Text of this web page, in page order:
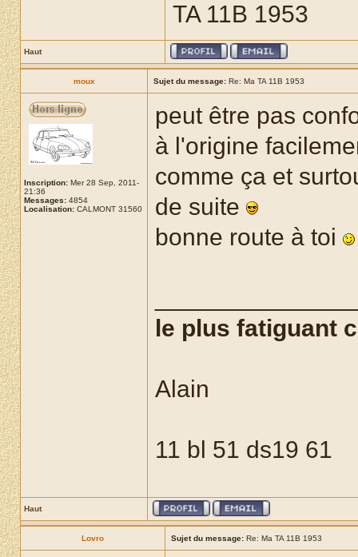
TA 11B 1953
Haut
moux Sujet du message: Re: Ma TA 11B 1953
Inscription: Mer 28 Sep, 2011-
21:36
Messages: 4854
Localisation: CALMONT 31560
peut être pas
à l'origine
comme ça et
de suite
bonne route à toi
le plus fatiguant
Alain
11 bl 51 ds19 61
Haut
Lovro Sujet du message: Re: Ma TA 11B 1953